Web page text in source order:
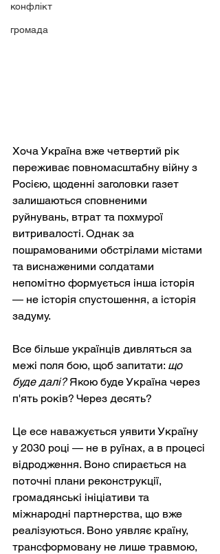
конфлікт
громада
Хоча Україна вже четвертий рік
переживає повномасштабну війну з
Росією, щоденні заголовки газет
залишаються сповненими
руйнувань, втрат та похмурої
витривалості. Однак за
пошрамованими обстрілами містами
та виснаженими солдатами
непомітно формується інша історія
— не історія спустошення, а історія
задуму.
Все більше українців дивляться за
межі поля бою, щоб запитати: що
буде далі? Якою буде Україна через
п'ять років? Через десять?
Це есе наважується уявити Україну
у 2030 році — не в руїнах, а в процесі
відродження. Воно спирається на
поточні плани реконструкції,
громадянські ініціативи та
міжнародні партнерства, що вже
реалізуються. Воно уявляє країну,
трансформовану не лише травмою,